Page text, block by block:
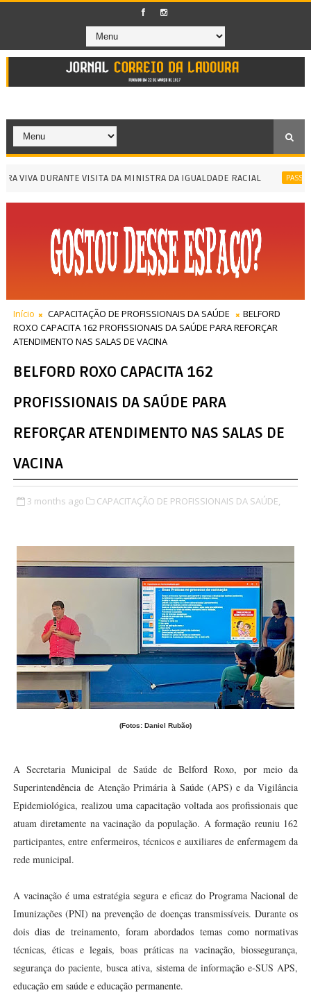
DURANTE VISITA DA MINISTRA DA IGUALDADE RACIAL PASSEIO
Início CAPACITAÇÃO DE PROFISSIONAIS DA SAÚDE
BELFORD
ROXO CAPACITA 162 PROFISSIONAIS DA SAÚDE PARA REFORÇAR
ATENDIMENTO NAS SALAS DE VACINA
BELFORD ROXO CAPACITA 162
PROFISSIONAIS DA SAÚDE PARA
REFORÇAR ATENDIMENTO NAS SALAS DE
VACINA
3 months ago CAPACITAÇÃO DE PROFISSIONAIS DA SAÚDE,
(Fotos: Daniel Rubão)
A Secretaria Municipal de Saúde de Belford Roxo, por meio da
Superintendência de Atenção Primária à Saúde (APS) e da Vigilância
Epidemiológica, realizou uma capacitação voltada aos profissionais que
atuam diretamente na vacinação da população. A formação reuniu 162
participantes, entre enfermeiros, técnicos e auxiliares de enfermagem da
rede municipal.
A vacinação é uma estratégia segura e eficaz do Programa Nacional de
Imunizações (PNI) na prevenção de doenças transmissíveis. Durante os
dois dias de treinamento, foram abordados temas como normativas
técnicas, éticas e legais, boas práticas na vacinação, biossegurança,
segurança do paciente, busca ativa, sistema de informação e-SUS APS,
educação em saúde e educação permanente.